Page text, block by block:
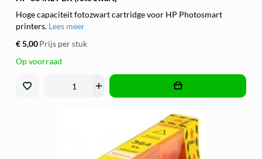
Hoge capaciteit fotozwart cartridge voor HP Photosmart
printers. Lees meer
€ 5,00Prijs per stuk
Op voorraad
add